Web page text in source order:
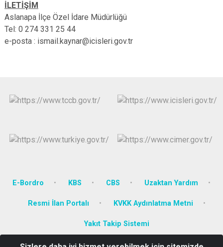
İLETİŞİM
Aslanapa İlçe Özel İdare Müdürlüğü
Tel: 0 274 331 25 44
e-posta : ismail.kaynar@icisleri.gov.tr
E-Bordro KBS CBS Uzaktan Yardım
Resmi İlan Portalı KVKK Aydınlatma Metni
Yakıt Takip Sistemi